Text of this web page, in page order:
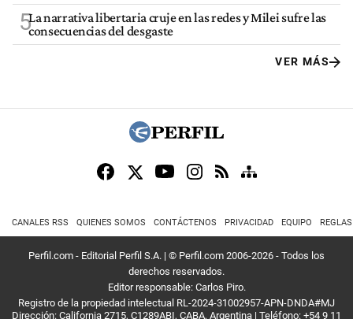
5La narrativa libertaria cruje en las redes y Milei sufre las
consecuencias del desgaste
VER MÁS
CANALES RSS QUIENES SOMOS CONTÁCTENOS PRIVACIDAD EQUIPO
Perfil.com - Editorial Perfil S.A. | © Perfil.com 2006-2026 - Todos los
derechos reservados.
Editor responsable: Carlos Piro.
Registro de la propiedad intelectual RL-2024-31002957-APN-DNDA#MJ
Dirección: California 2715, C1289ABI, CABA, Argentina | Teléfono: +54 9 11